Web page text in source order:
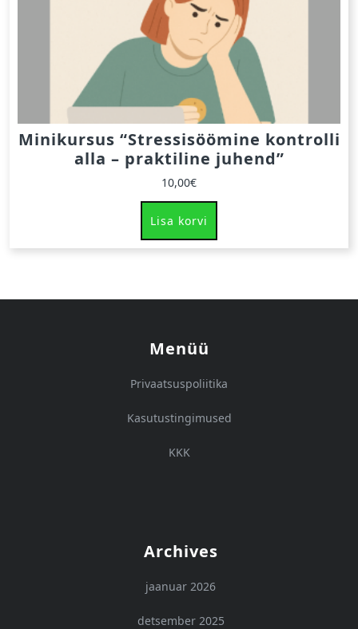
Minikursus “Stressisöömine kontrolli
alla – praktiline juhend”
10,00€
Lisa korvi
Menüü
Privaatsuspoliitika
Kasutustingimused
KKK
Archives
jaanuar 2026
detsember 2025